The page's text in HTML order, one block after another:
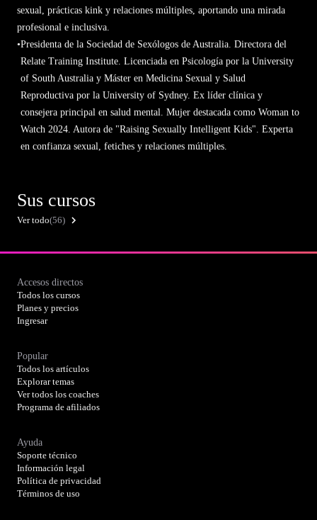
sexual, prácticas kink y relaciones múltiples, aportando una mirada
profesional e inclusiva.
•Presidenta de la Sociedad de Sexólogos de Australia. Directora del
Relate Training Institute. Licenciada en Psicología por la University
of South Australia y Máster en Medicina Sexual y Salud
Reproductiva por la University of Sydney. Ex líder clínica y
consejera principal en salud mental. Mujer destacada como Woman to
Watch 2024. Autora de "Raising Sexually Intelligent Kids". Experta
en confianza sexual, fetiches y relaciones múltiples.
Sus cursos
Ver todo(56)
Accesos directos
Todos los cursos
Planes y precios
Ingresar
Popular
Todos los artículos
Explorar temas
Ver todos los coaches
Programa de afiliados
Ayuda
Soporte técnico
Información legal
Política de privacidad
Términos de uso